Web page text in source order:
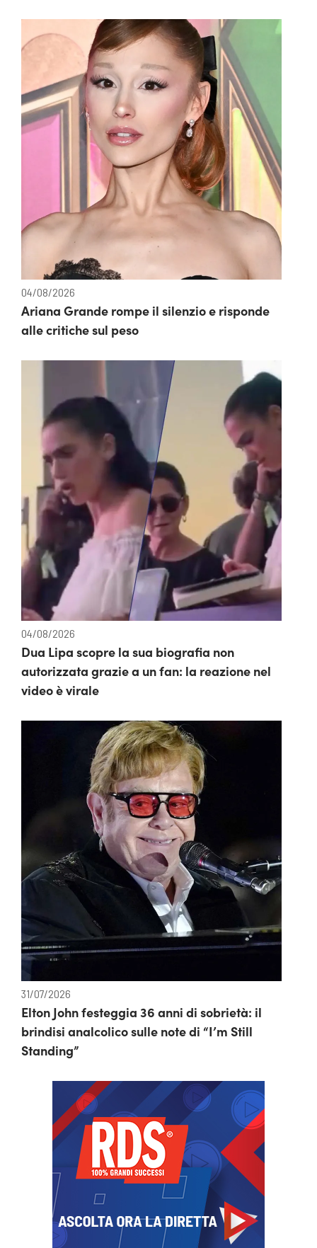
04/08/2026
Ariana Grande rompe il silenzio e risponde
alle critiche sul peso
04/08/2026
Dua Lipa scopre la sua biografia non
autorizzata grazie a un fan: la reazione nel
video è virale
31/07/2026
Elton John festeggia 36 anni di sobrietà: il
brindisi analcolico sulle note di “I’m Still
Standing”